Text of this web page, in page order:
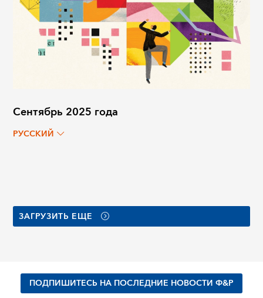
Сентябрь 2025 года
РУССКИЙ
ЗАГРУЗИТЬ ЕЩЕ
ПОДПИШИТЕСЬ НА ПОСЛЕДНИЕ НОВОСТИ Ф&Р